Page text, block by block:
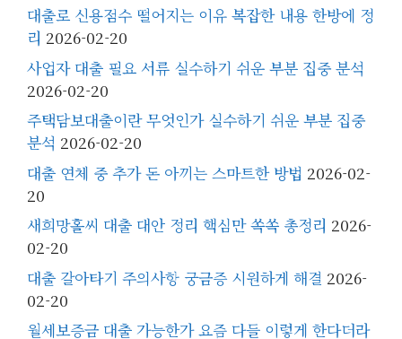
대출로 신용점수 떨어지는 이유 복잡한 내용 한방에 정
리 2026-02-20
사업자 대출 필요 서류 실수하기 쉬운 부분 집중 분석
2026-02-20
주택담보대출이란 무엇인가 실수하기 쉬운 부분 집중
분석 2026-02-20
대출 연체 중 추가 돈 아끼는 스마트한 방법 2026-02-
20
새희망홀씨 대출 대안 정리 핵심만 쏙쏙 총정리 2026-
02-20
대출 갈아타기 주의사항 궁금증 시원하게 해결 2026-
02-20
월세보증금 대출 가능한가 요즘 다들 이렇게 한다더라